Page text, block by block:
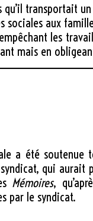
qu’il transportait
sociales aux
les
mais en
a été soutenue
qui aurait
Mémoires,
par le syndicat.